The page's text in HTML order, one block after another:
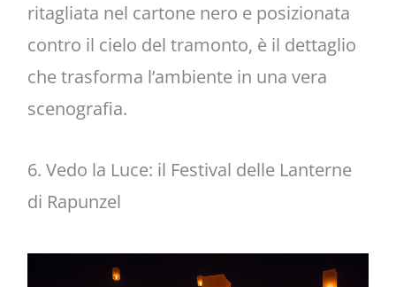
ritagliata nel cartone nero e posizionata
contro il cielo del tramonto, è il dettaglio
che trasforma l’ambiente in una vera
scenografia.
6. Vedo la Luce: il Festival delle Lanterne
di Rapunzel